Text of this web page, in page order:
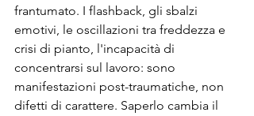
frantumato. I flashback, gli sbalzi
emotivi, le oscillazioni tra freddezza e
crisi di pianto, l'incapacità di
concentrarsi sul lavoro: sono
manifestazioni post-traumatiche, non
difetti di carattere. Saperlo cambia il